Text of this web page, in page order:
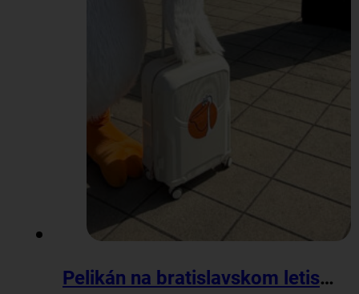
Pelikán na bratislavskom letisku